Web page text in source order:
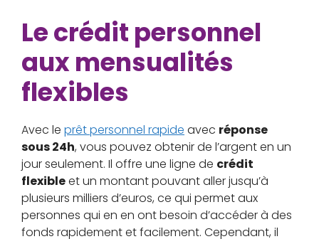
Le crédit personnel
aux mensualités
flexibles
Avec le prêt personnel rapide avec réponse
sous 24h, vous pouvez obtenir de l’argent en un
jour seulement. Il offre une ligne de crédit
flexibleet un montant pouvant aller jusqu’à
plusieurs milliers d’euros, ce qui permet aux
personnes qui en en ont besoin d’accéder à des
fonds rapidement et facilement. Cependant, il